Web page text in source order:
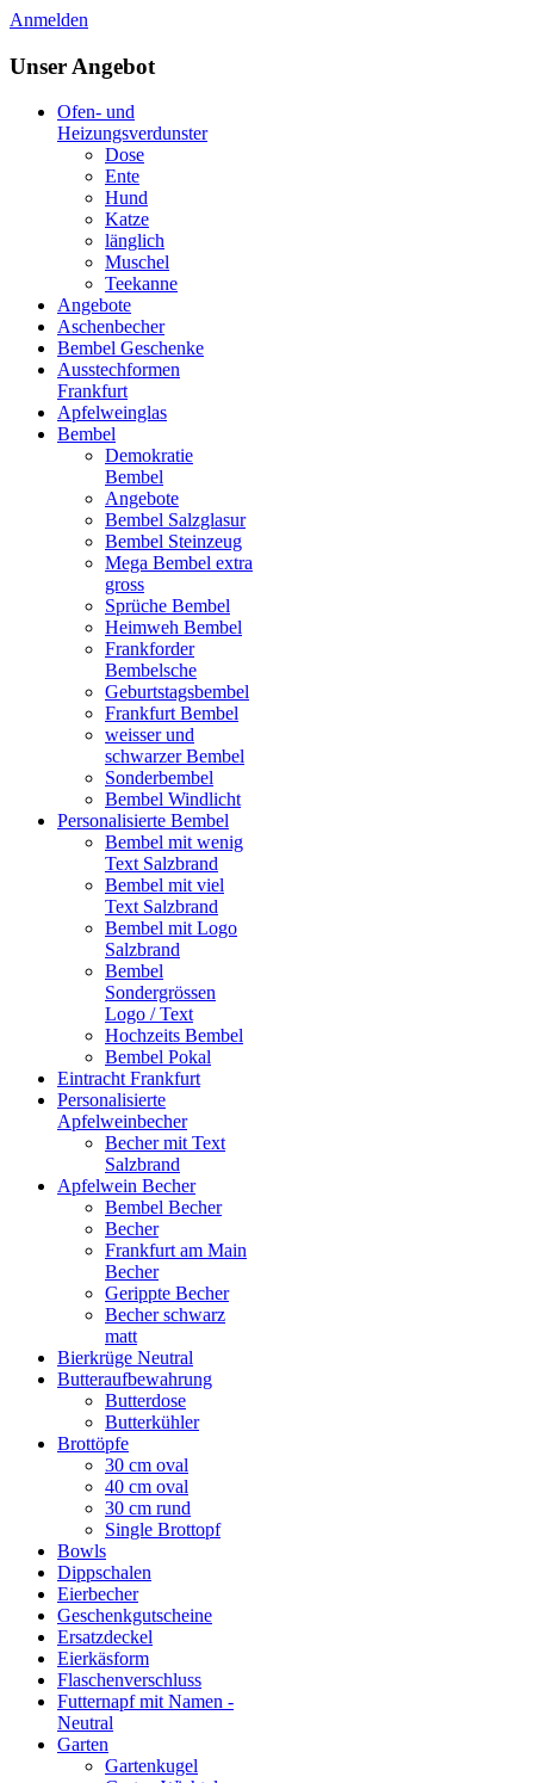
Anmelden
Unser Angebot
Ofen- und
Heizungsverdunster
Dose
Ente
Hund
Katze
länglich
Muschel
Teekanne
Angebote
Aschenbecher
Bembel Geschenke
Ausstechformen
Frankfurt
Apfelweinglas
Bembel
Demokratie
Bembel
Angebote
Bembel Salzglasur
Bembel Steinzeug
Mega Bembel extra
gross
Sprüche Bembel
Heimweh Bembel
Frankforder
Bembelsche
Geburtstagsbembel
Frankfurt Bembel
weisser und
schwarzer Bembel
Sonderbembel
Bembel Windlicht
Personalisierte Bembel
Bembel mit wenig
Text Salzbrand
Bembel mit viel
Text Salzbrand
Bembel mit Logo
Salzbrand
Bembel
Sondergrössen
Logo / Text
Hochzeits Bembel
Bembel Pokal
Eintracht Frankfurt
Personalisierte
Apfelweinbecher
Becher mit Text
Salzbrand
Apfelwein Becher
Bembel Becher
Becher
Frankfurt am Main
Becher
Gerippte Becher
Becher schwarz
matt
Bierkrüge Neutral
Butteraufbewahrung
Butterdose
Butterkühler
Brottöpfe
30 cm oval
40 cm oval
30 cm rund
Single Brottopf
Bowls
Dippschalen
Eierbecher
Geschenkgutscheine
Ersatzdeckel
Eierkäsform
Flaschenverschluss
Futternapf mit Namen -
Neutral
Garten
Gartenkugel